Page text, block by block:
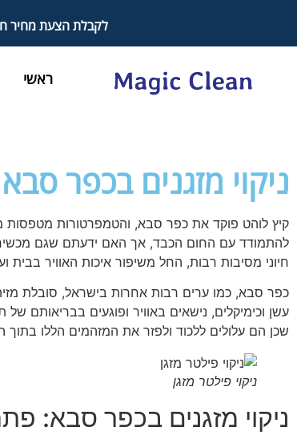
לקבלת הצעת מחיר חייגו: 050-
ראשי
ניקוי מזגנים בכפר סבא
קיץ לוהט פוקד את כפר סבא, והטמפרטורות מטפסות
להתמודד עם החום הכבד, אך האם ידעתם שגם
חיוני מסיבות רבות, החל משיפור איכות האוויר בבית
כפר סבא, כמו ערים רבות אחרות בישראל, סובלת
עשן וכימיקלים, נישאים באוויר ופוגעים בבריאותם
שכן הם עלולים ללכוד ולפזר את המזהמים הללו בתוך
ניקוי פילטר מזגן
ניקוי מזגנים בכפר סבא: